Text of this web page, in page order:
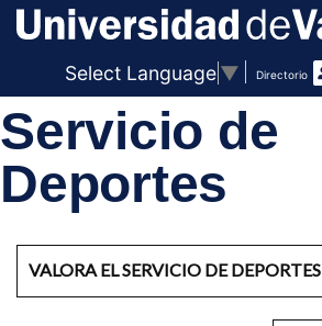
Select Language▼ Directorio
Servicio de
Deportes
VALORA EL SERVICIO DE DEPORTES